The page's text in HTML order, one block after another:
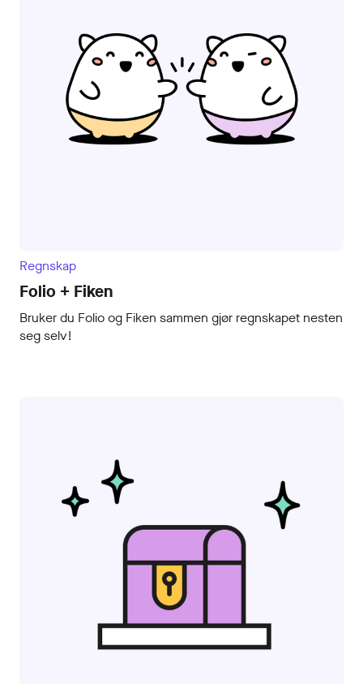
Regnskap
Folio + Fiken
Bruker du Folio og Fiken sammen gjør regnskapet nesten
seg selv!